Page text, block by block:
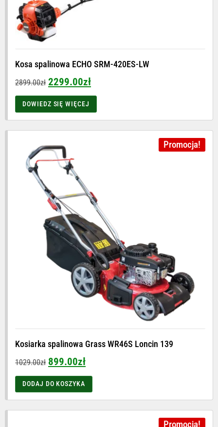
Kosa spalinowa ECHO SRM-420ES-LW
2899.00zł 2299.00zł
DOWIEDZ SIĘ WIĘCEJ
Promocja!
Kosiarka spalinowa Grass WR46S Loncin 139
1029.00zł 899.00zł
DODAJ DO KOSZYKA
Promocja!